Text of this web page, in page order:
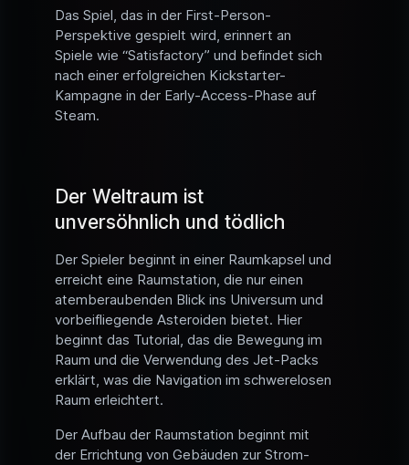
Das Spiel, das in der First-Person-
Perspektive gespielt wird, erinnert an
Spiele wie “Satisfactory” und befindet sich
nach einer erfolgreichen Kickstarter-
Kampagne in der Early-Access-Phase auf
Steam.
Der Weltraum ist
unversöhnlich und tödlich
Der Spieler beginnt in einer Raumkapsel und
erreicht eine Raumstation, die nur einen
atemberaubenden Blick ins Universum und
vorbeifliegende Asteroiden bietet. Hier
beginnt das Tutorial, das die Bewegung im
Raum und die Verwendung des Jet-Packs
erklärt, was die Navigation im schwerelosen
Raum erleichtert.
Der Aufbau der Raumstation beginnt mit
der Errichtung von Gebäuden zur Strom-